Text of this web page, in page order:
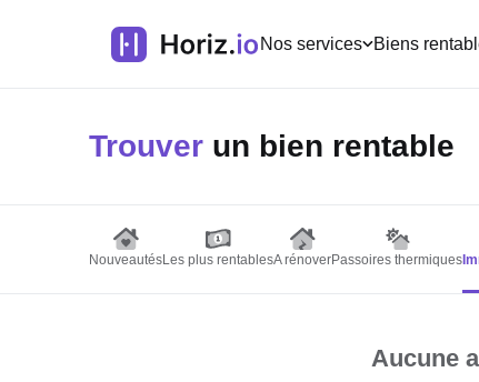
Nos services Biens
Trouver un bien rentable
NouveautésLes plus rentablesA rénoverPassoires thermiques
Aucune